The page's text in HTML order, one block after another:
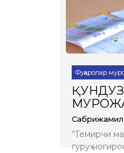
Батафсил
Фуқаролар
Сабрижамил
“Темирчи
гуруҳ